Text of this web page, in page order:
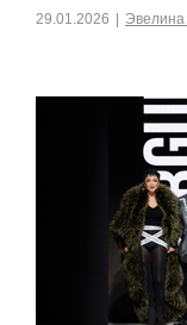
29.01.2026 Эвелина